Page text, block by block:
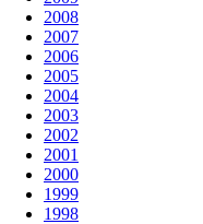
2008
2007
2006
2005
2004
2003
2002
2001
2000
1999
1998